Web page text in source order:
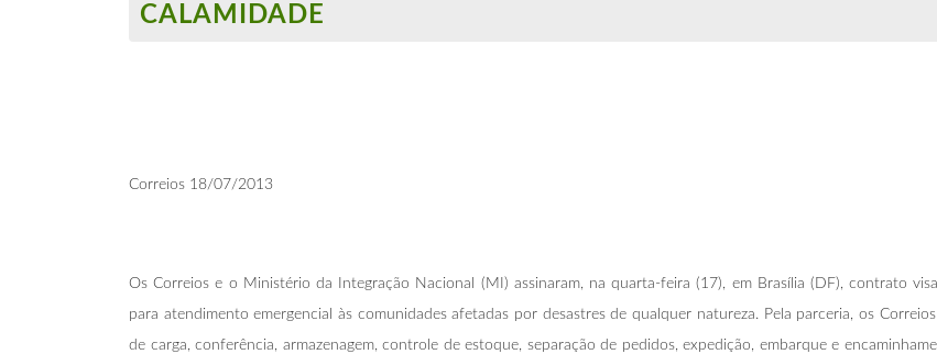
CALAMIDADE
Correios 18/07/2013
Os Correios e o Ministério da Integração Nacional (MI) assinaram, na quarta-feira (17), em Brasília (DF), contrato
para atendimento emergencial às comunidades afetadas por desastres de qualquer natureza. Pela parceria, os
de carga, conferência, armazenagem, controle de estoque, separação de pedidos, expedição, embarque e